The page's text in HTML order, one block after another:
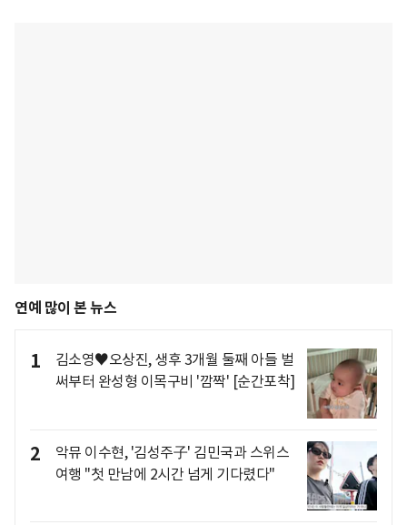
연예 많이 본 뉴스
1
김소영♥오상진, 생후 3개월 둘째 아들 벌
써부터 완성형 이목구비 '깜짝' [순간포착]
2
악뮤 이수현, '김성주子' 김민국과 스위스
여행 "첫 만남에 2시간 넘게 기다렸다"